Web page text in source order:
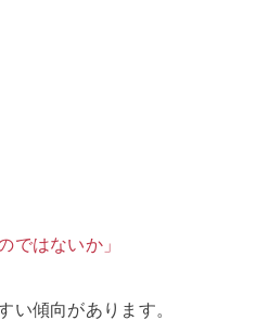
ではないか」
い傾向があります。